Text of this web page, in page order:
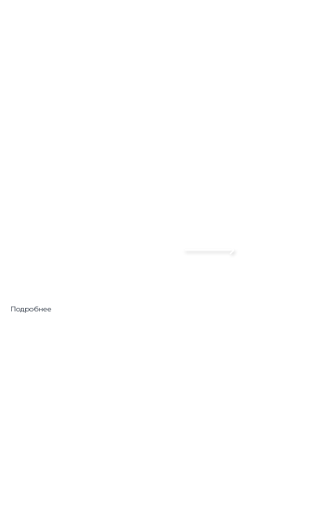
Подробнее